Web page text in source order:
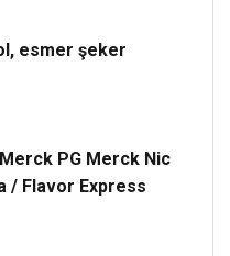
esmer şeker
PG Merck Nic
/ Flavor Express